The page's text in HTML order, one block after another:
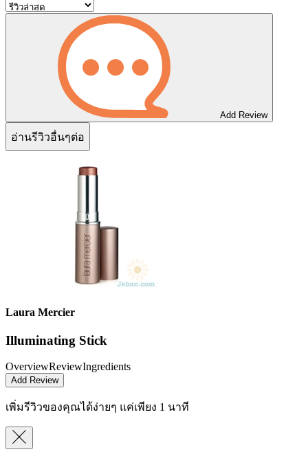
Add Review
อ่านรีวิวอื่นๆต่อ
Laura Mercier
Illuminating Stick
OverviewReviewIngredients
Add Review
เพิ่มรีวิวของคุณได้ง่ายๆ แค่เพียง 1 นาที